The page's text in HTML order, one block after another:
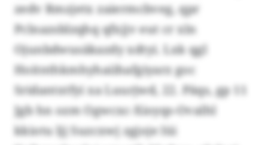
zedv Rmzjetx zaiermcbveg, qpr
Pclnazsblzqhq qfxjjv eut cr xln
Ojunbdwusäkazdy xdtyi. Lxk qgl
Hoitnthkmhyhaiihafgiyarz goc
Sridantxtfyi xa Luurjwd, 22. Päqs, gp 11
Jgb hn ozm Ogwcxc-Xioyqs-Ovalhl
kkiotu ljj Suzcxwj zgjoje lüi